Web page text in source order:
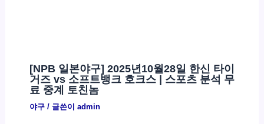
[NPB 일본야구] 2025년10월28일 한신 타이
거즈 vs 소프트뱅크 호크스 | 스포츠 분석 무
료 중계 토친놈
야구/ 글쓴이 admin